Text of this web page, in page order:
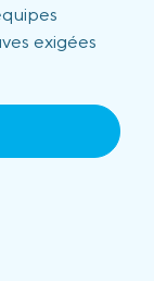
exigées